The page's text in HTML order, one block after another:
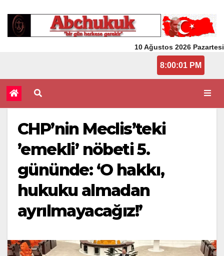
10 Ağustos 2026 Pazartesi
8:00:01 PM
CHP’nin Meclis’teki
’emekli’ nöbeti 5.
gününde: ‘O hakkı,
hukuku almadan
ayrılmayacağız!’